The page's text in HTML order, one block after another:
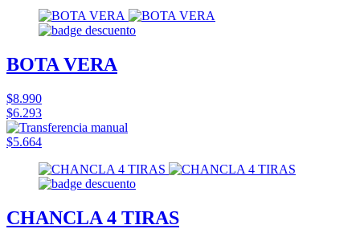
BOTA VERA
$8.990
$6.293
$5.664
CHANCLA 4 TIRAS